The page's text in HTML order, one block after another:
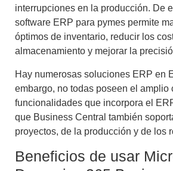
interrupciones en la producción. De
software ERP para pymes permite
óptimos de inventario, reducir los
almacenamiento y mejorar la
Hay numerosas soluciones ERP en
embargo, no todas poseen el amplio
funcionalidades que incorpora el
que Business Central también
proyectos, de la producción y de los
Beneficios de usar